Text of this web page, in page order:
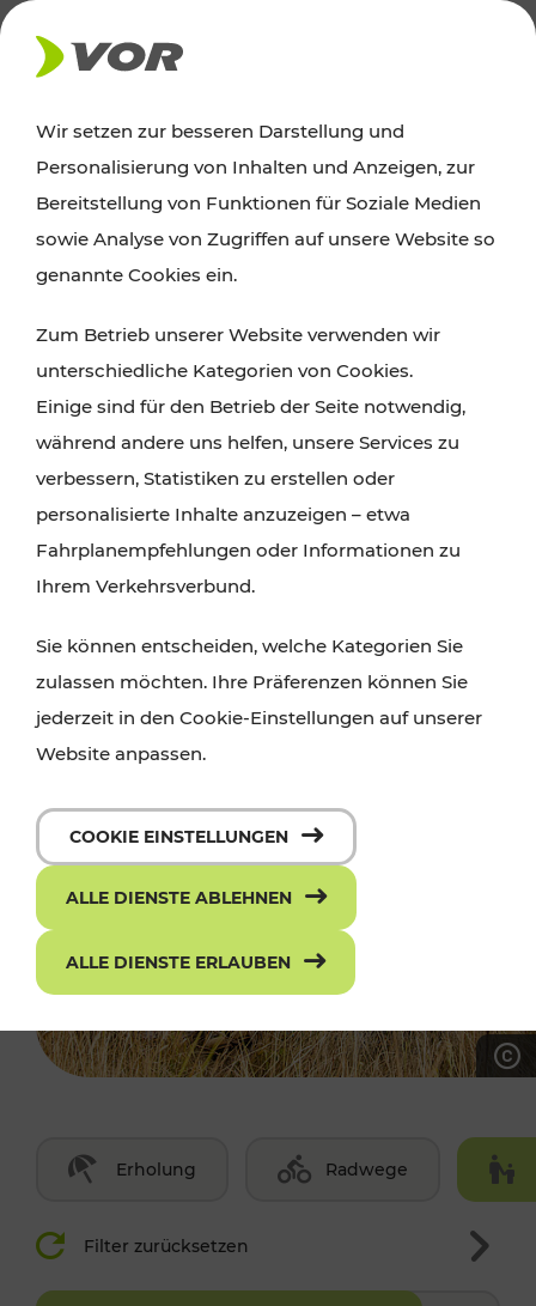
AKTUELLES
Ausflugstipps
Wien, Niederösterreich und das Burgenland
Wanderungen, Kultur und Gastronomie,
Radtouren oder purer Naturgenuss – viele
Attraktionen sind mit den Ticket- und Fahrplan-
Angeboten des VOR gut und schnell erreichbar.
Erholung Radwege
Filter zurücksetzen
Wir setzen zur besseren Darstellung und
Personalisierung von Inhalten und Anzeigen, zur
Bereitstellung von Funktionen für Soziale Medien
sowie Analyse von Zugriffen auf unsere Website so
genannte Cookies ein.
Zum Betrieb unserer Website verwenden wir
unterschiedliche Kategorien von Cookies.
Einige sind für den Betrieb der Seite notwendig,
während andere uns helfen, unsere Services zu
verbessern, Statistiken zu erstellen oder
personalisierte Inhalte anzuzeigen – etwa
Fahrplanempfehlungen oder Informationen zu
Ihrem Verkehrsverbund.
Sie können entscheiden, welche Kategorien Sie
zulassen möchten. Ihre Präferenzen können Sie
jederzeit in den Cookie-Einstellungen auf unserer
Website anpassen.
COOKIE EINSTELLUNGEN
ALLE DIENSTE ABLEHNEN
ALLE DIENSTE ERLAUBEN